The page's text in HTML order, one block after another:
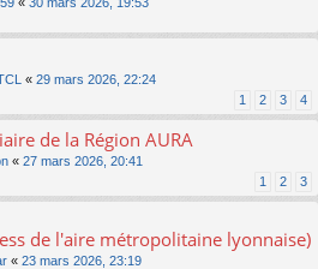
« 29 mars 2026, 22:24
1 2 3 4
de la Région AURA
« 27 mars 2026, 20:41
1 2 3
de l'aire métropolitaine lyonnaise)
« 23 mars 2026, 23:19